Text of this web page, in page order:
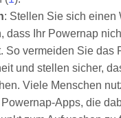
: Stellen Sie sich einen
dass Ihr Powernap
So vermeiden Sie das
und stellen sicher,
Viele Menschen
Apps, die